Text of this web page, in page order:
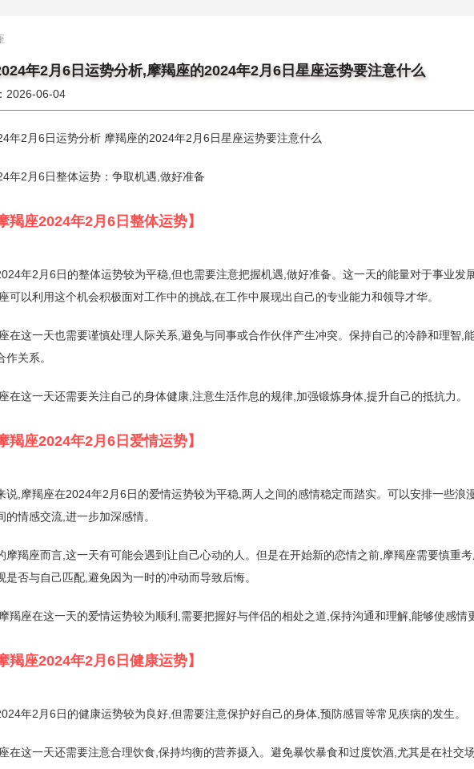
年2月6日运势分析,摩羯座的2024年2月6日星座运势要注意什么
2026-06-04
年2月6日运势分析 摩羯座的2024年2月6日星座运势要注意什么
年2月6日整体运势：争取机遇,做好准备
羯座2024年2月6日整体运势】
年2月6日的整体运势较为平稳,但也需要注意把握机遇,做好准备。这一天的能量对于事业发
可以利用这个机会积极面对工作中的挑战,在工作中展现出自己的专业能力和领导才华。
在这一天也需要谨慎处理人际关系,避免与同事或合作伙伴产生冲突。保持自己的冷静和理智,
作关系。
在这一天还需要关注自己的身体健康,注意生活作息的规律,加强锻炼身体,提升自己的抵抗力。
羯座2024年2月6日爱情运势】
说,摩羯座在2024年2月6日的爱情运势较为平稳,两人之间的感情稳定而踏实。可以安排一些浪
的情感交流,进一步加深感情。
摩羯座而言,这一天有可能会遇到让自己心动的人。但是在开始新的恋情之前,摩羯座需要慎重
是否与自己匹配,避免因为一时的冲动而导致后悔。
羯座在这一天的爱情运势较为顺利,需要把握好与伴侣的相处之道,保持沟通和理解,能够使感情
羯座2024年2月6日健康运势】
年2月6日的健康运势较为良好,但需要注意保护好自己的身体,预防感冒等常见疾病的发生。
在这一天还需要注意合理饮食,保持均衡的营养摄入。避免暴饮暴食和过度饮酒,尤其是在社交场